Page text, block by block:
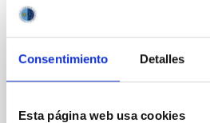
Consentimiento Detalles
Esta página web usa cookies
El Observatorio del
Muchachos acoge en
inauguración de los